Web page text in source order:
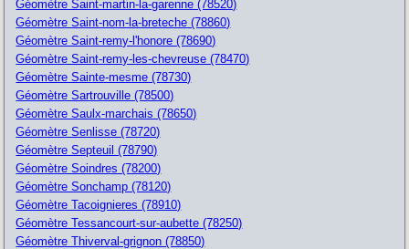
Géomètre Saint-martin-la-garenne (78520)
Géomètre Saint-nom-la-breteche (78860)
Géomètre Saint-remy-l'honore (78690)
Géomètre Saint-remy-les-chevreuse (78470)
Géomètre Sainte-mesme (78730)
Géomètre Sartrouville (78500)
Géomètre Saulx-marchais (78650)
Géomètre Senlisse (78720)
Géomètre Septeuil (78790)
Géomètre Soindres (78200)
Géomètre Sonchamp (78120)
Géomètre Tacoignieres (78910)
Géomètre Tessancourt-sur-aubette (78250)
Géomètre Thiverval-grignon (78850)